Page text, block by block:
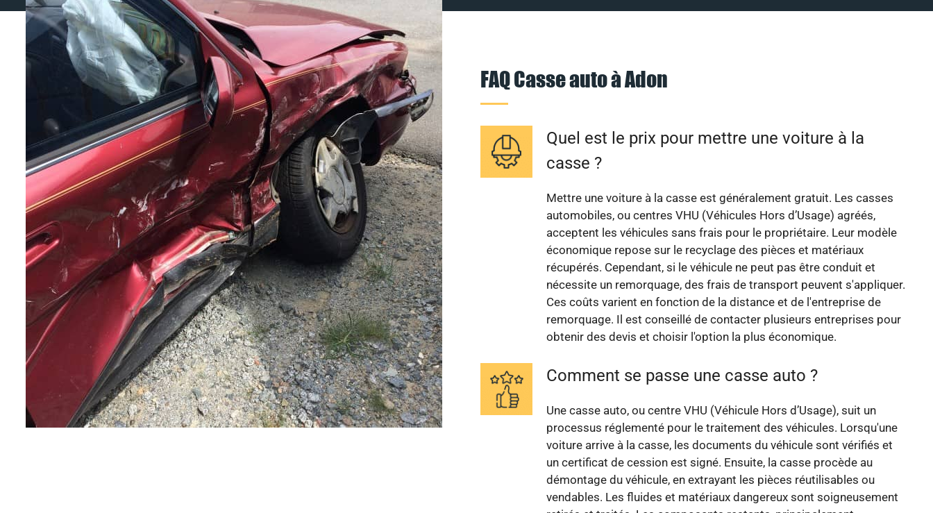
FAQ Casse auto à Adon
Quel est le prix pour mettre une voiture à la
casse ?
Mettre une voiture à la casse est généralement gratuit. Les casses
automobiles, ou centres VHU (Véhicules Hors d’Usage) agréés,
acceptent les véhicules sans frais pour le propriétaire. Leur modèle
économique repose sur le recyclage des pièces et matériaux
récupérés. Cependant, si le véhicule ne peut pas être conduit et
nécessite un remorquage, des frais de transport peuvent s'appliquer.
Ces coûts varient en fonction de la distance et de l'entreprise de
remorquage. Il est conseillé de contacter plusieurs entreprises pour
obtenir des devis et choisir l'option la plus économique.
Comment se passe une casse auto ?
Une casse auto, ou centre VHU (Véhicule Hors d’Usage), suit un
processus réglementé pour le traitement des véhicules. Lorsqu'une
voiture arrive à la casse, les documents du véhicule sont vérifiés et
un certificat de cession est signé. Ensuite, la casse procède au
démontage du véhicule, en extrayant les pièces réutilisables ou
vendables. Les fluides et matériaux dangereux sont soigneusement